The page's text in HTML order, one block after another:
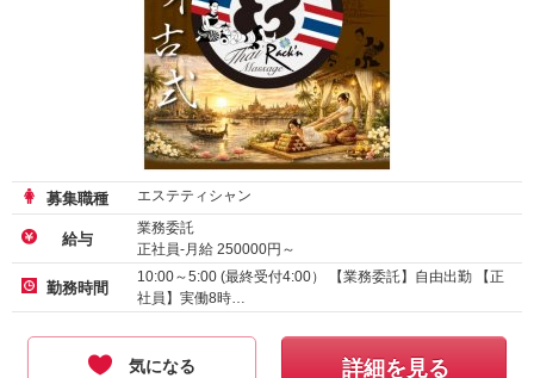
募集職種 エステティシャン
給与
業務委託
正社員-月給 250000円～
勤務時間
10:00～5:00 (最終受付4:00） 【業務委託】自由出勤 【正
社員】実働8時…
気になる 詳細を見る